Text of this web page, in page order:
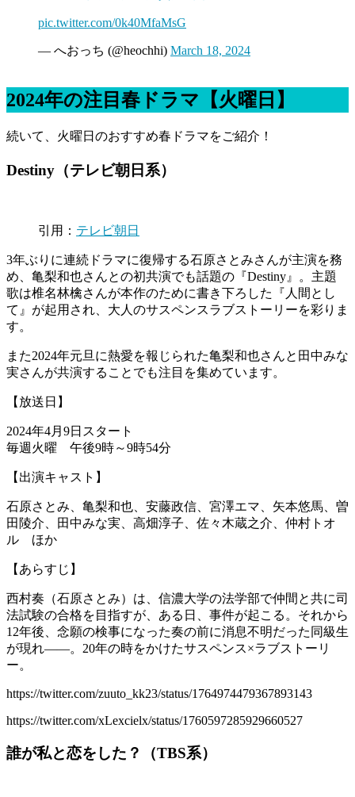
pic.twitter.com/0k40MfaMsG
— へおっち (@heochhi) March 18, 2024
2024年の注目春ドラマ【火曜日】
続いて、火曜日のおすすめ春ドラマをご紹介！
Destiny（テレビ朝日系）
引用： テレビ朝日
3年ぶりに連続ドラマに復帰する石原さとみさんが主演を務
め、亀梨和也さんとの初共演でも話題の『Destiny』。主題
歌は椎名林檎さんが本作のために書き下ろした『人間とし
て』が起用され、大人のサスペンスラブストーリーを彩りま
す。
また2024年元旦に熱愛を報じられた亀梨和也さんと田中みな
実さんが共演することでも注目を集めています。
【放送日】
2024年4月9日スタート
毎週火曜 午後9時～9時54分
【出演キャスト】
石原さとみ、亀梨和也、安藤政信、宮澤エマ、矢本悠馬、曽
田陵介、田中みな実、高畑淳子、佐々木蔵之介、仲村トオ
ル ほか
【あらすじ】
西村奏（石原さとみ）は、信濃大学の法学部で仲間と共に司
法試験の合格を目指すが、ある日、事件が起こる。それから
12年後、念願の検事になった奏の前に消息不明だった同級生
が現れ――。20年の時をかけたサスペンス×ラブストーリ
ー。
https://twitter.com/zuuto_kk23/status/1764974479367893143
https://twitter.com/xLexcielx/status/1760597285929660527
誰が私と恋をした？（TBS系）